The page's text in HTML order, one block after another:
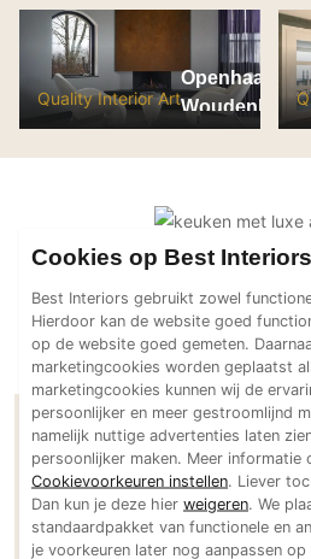
Houten vloeren
Natuursteen en keramiek vloeren
Vloerkleden
Behang / Wandtextiel
Natuursteen en keramiek
Leer
Schilderwerk
Stucwerk
Spuitwerk
Technologie
Audio/Video
Quality Interior Art
Openhaard
Woudenberg
Contactgegevens
Adresgegevens
Betonweg 13
Cookies op Best Interiors
Best Interiors gebruikt zowel
Hierdoor kan de website goed
op de website goed gemeten.
marketingcookies worden geplaatst
marketingcookies kunnen wij de
persoonlijker en meer gestroomlijnd
namelijk nuttige advertenties laten
persoonlijker maken. Meer informatie
Cookievoorkeuren instellen. Liever
Dan kun je deze hier weigeren. We
standaardpakket van functionele en
je voorkeuren later nog aanpassen